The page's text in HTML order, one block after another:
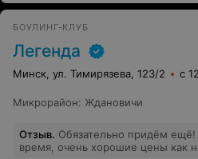
БОУЛИНГ-КЛУБ
Легенда
Минск, ул. Тимирязева, 123/2 с
Микрорайон: Ждановичи
Отзыв. Обязательно придём
время, очень хорошие цены как